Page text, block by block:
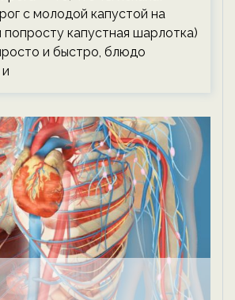
с молодой капустой на
попросту капустная шарлотка)
и быстро, блюдо